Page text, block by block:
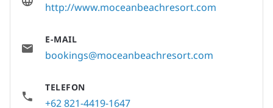
http://www.moceanbeachresort.com
E-MAIL
bookings@moceanbeachresort.com
TELEFON
+62 821-4419-1647